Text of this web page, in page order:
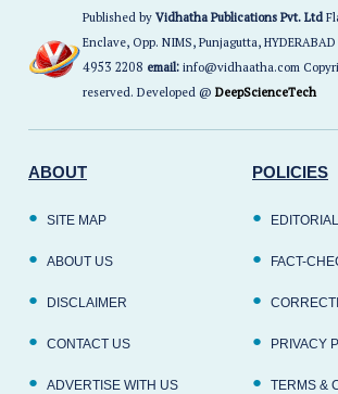
Published byVidhatha Publications Pvt. Ltd
Enclave, Opp. NIMS, Punjagutta,
4953 2208 email:info@vidhaatha.com
reserved. Developed @DeepScienceTech
ABOUT
SITE MAP
ABOUT US
DISCLAIMER
CONTACT US
ADVERTISE WITH US
POLICIES
FACT-
PRIVACY
TERMS &